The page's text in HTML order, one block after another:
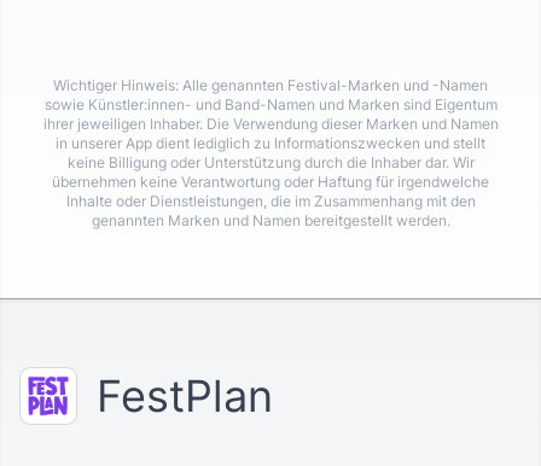
Wichtiger Hinweis: Alle genannten Festival-Marken und -Namen
sowie Künstler:innen- und Band-Namen und Marken sind Eigentum
ihrer jeweiligen Inhaber. Die Verwendung dieser Marken und Namen
in unserer App dient lediglich zu Informationszwecken und stellt
keine Billigung oder Unterstützung durch die Inhaber dar. Wir
übernehmen keine Verantwortung oder Haftung für irgendwelche
Inhalte oder Dienstleistungen, die im Zusammenhang mit den
genannten Marken und Namen bereitgestellt werden.
FestPlan